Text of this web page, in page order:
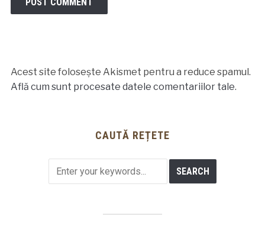
Acest site folosește Akismet pentru a reduce spamul.
Află cum sunt procesate datele comentariilor tale.
CAUTĂ REȚETE